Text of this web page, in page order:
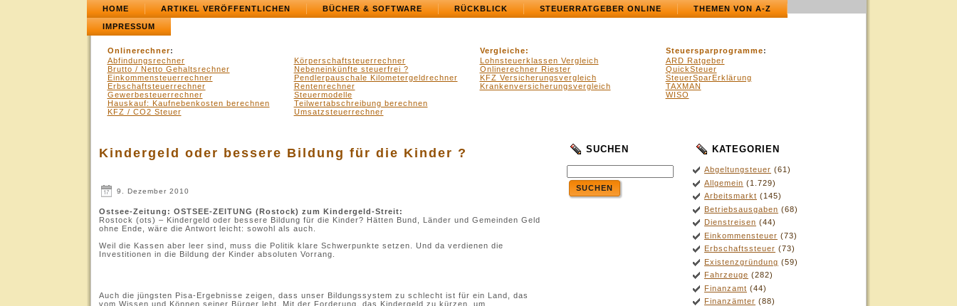
HOME ARTIKEL VERÖFFENTLICHEN BÜCHER & SOFTWARE RÜCKBLICK STEUERRATGEBER ONLINE THEMEN VON A-Z
IMPRESSUM
Onlinerechner: Vergleiche: Steuersparprogramme:
Abfindungsrechner
Brutto / Netto Gehaltsrechner
Einkommensteuerrechner
Erbschaftsteuerrechner
Gewerbesteuerrechner
Hauskauf: Kaufnebenkosten berechnen
KFZ / CO2 Steuer
Körperschaftsteuerrechner
Nebeneinkünfte steuerfrei ?
Pendlerpauschale Kilometergeldrechner
Rentenrechner
Steuermodelle
Teilwertabschreibung berechnen
Umsatzsteuerrechner
Lohnsteuerklassen Vergleich
Onlinerechner Riester
KFZ Versicherungsvergleich
Krankenversicherungsvergleich
ARD Ratgeber
QuickSteuer
SteuerSparErklärung
TAXMAN
WISO
Kindergeld oder bessere Bildung für die Kinder ?
9. Dezember 2010
Ostsee-Zeitung: OSTSEE-ZEITUNG (Rostock) zum Kindergeld-Streit:
Rostock (ots) – Kindergeld oder bessere Bildung für die Kinder? Hätten Bund, Länder und Gemeinden Geld
ohne Ende, wäre die Antwort leicht: sowohl als auch.
Weil die Kassen aber leer sind, muss die Politik klare Schwerpunkte setzen. Und da verdienen die
Investitionen in die Bildung der Kinder absoluten Vorrang.
Auch die jüngsten Pisa-Ergebnisse zeigen, dass unser Bildungssystem zu schlecht ist für ein Land, das
vom Wissen und Können seiner Bürger lebt. Mit der Forderung, das Kindergeld zu kürzen, um
SUCHEN
SUCHEN
KATEGORIEN
Abgeltungsteuer (61)
Allgemein (1.729)
Arbeitsmarkt (145)
Betriebsausgaben (68)
Dienstreisen (44)
Einkommensteuer (73)
Erbschaftssteuer (73)
Existenzgründung (59)
Fahrzeuge (282)
Finanzamt (44)
Finanzämter (88)